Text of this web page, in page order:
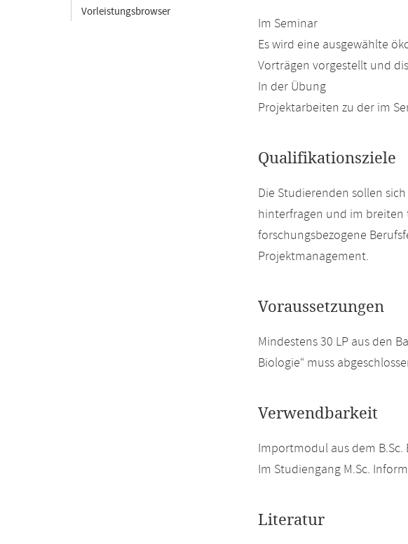
Vorleistungsbrowser
Im Seminar
Es wird eine ausgewählte
Vorträgen vorgestellt und
In der Übung
Projektarbeiten zu der im
Qualifikationsziele
Die Studierenden sollen
hinterfragen und im breiten
forschungsbezogene
Projektmanagement.
Voraussetzungen
Mindestens 30 LP aus den
Biologie“ muss
Verwendbarkeit
Importmodul aus dem B.Sc.
Im Studiengang M.Sc.
Literatur